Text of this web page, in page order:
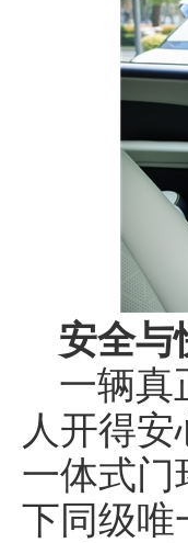
安全与
一辆真
人开得安
一体式门
下同级